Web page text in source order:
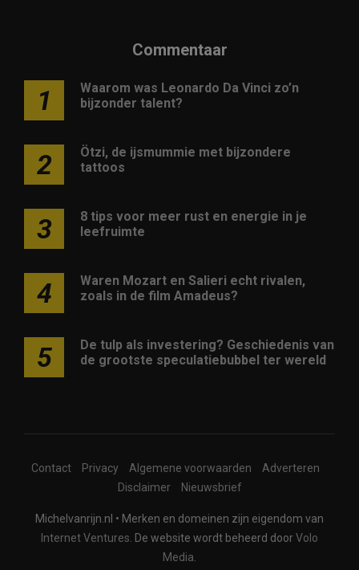
Commentaar
1
Waarom was Leonardo Da Vinci zo’n
bijzonder talent?
2
Ötzi, de ijsmummie met bijzondere
tattoos
3
8 tips voor meer rust en energie in je
leefruimte
4
Waren Mozart en Salieri echt rivalen,
zoals in de film Amadeus?
5
De tulp als investering? Geschiedenis van
de grootste speculatiebubbel ter wereld
Contact Privacy Algemene voorwaarden
Adverteren
Disclaimer
Nieuwsbrief
Michelvanrijn.nl • Merken en domeinen zijn eigendom van
Internet Ventures . De website wordt beheerd doorVolo
Media